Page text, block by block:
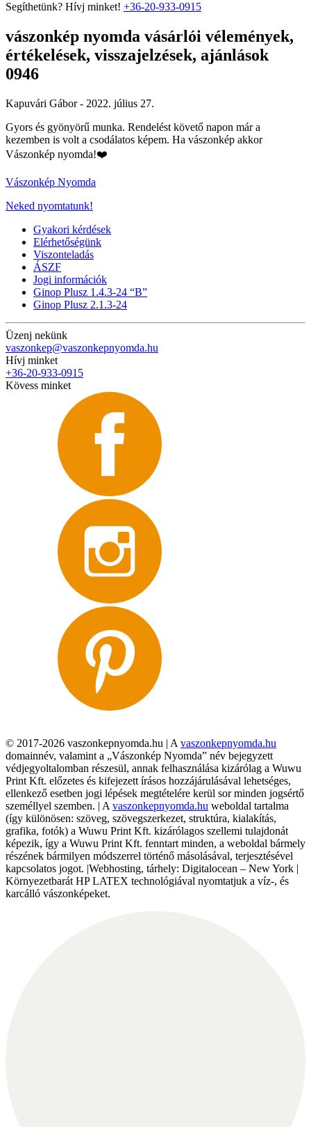
Segíthetünk? Hívj minket! +36-20-933-0915
vászonkép nyomda vásárlói vélemények,
értékelések, visszajelzések, ajánlások
0946
Kapuvári Gábor - 2022. július 27.
Gyors és gyönyörű munka. Rendelést követő napon már a
kezemben is volt a csodálatos képem. Ha vászonkép akkor
Vászonkép nyomda!❤️
Vászonkép Nyomda
Neked nyomtatunk!
Gyakori kérdések
Elérhetőségünk
Viszonteladás
ÁSZF
Jogi információk
Ginop Plusz 1.4.3-24 “B”
Ginop Plusz 2.1.3-24
Üzenj nekünk
vaszonkep@vaszonkepnyomda.hu
Hívj minket
+36-20-933-0915
Kövess minket
© 2017-2026 vaszonkepnyomda.hu | A vaszonkepnyomda.hu
domainnév, valamint a „Vászonkép Nyomda” név bejegyzett
védjegyoltalomban részesül, annak felhasználása kizárólag a Wuwu
Print Kft. előzetes és kifejezett írásos hozzájárulásával lehetséges,
ellenkező esetben jogi lépések megtételére kerül sor minden jogsértő
személlyel szemben. | A vaszonkepnyomda.hu weboldal tartalma
(így különösen: szöveg, szövegszerkezet, struktúra, kialakítás,
grafika, fotók) a Wuwu Print Kft. kizárólagos szellemi tulajdonát
képezik, így a Wuwu Print Kft. fenntart minden, a weboldal bármely
részének bármilyen módszerrel történő másolásával, terjesztésével
kapcsolatos jogot. |Webhosting, tárhely: Digitalocean – New York |
Környezetbarát HP LATEX technológiával nyomtatjuk a víz-, és
karcálló vászonképeket.